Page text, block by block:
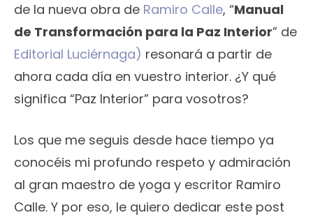
de la nueva obra de Ramiro Calle, “Manual
de Transformación para la Paz Interior” de
Editorial Luciérnaga) resonará a partir de
ahora cada día en vuestro interior. ¿Y qué
significa “Paz Interior” para vosotros?
Los que me seguis desde hace tiempo ya
conocéis mi profundo respeto y admiración
al gran maestro de yoga y escritor Ramiro
Calle. Y por eso, le quiero dedicar este post